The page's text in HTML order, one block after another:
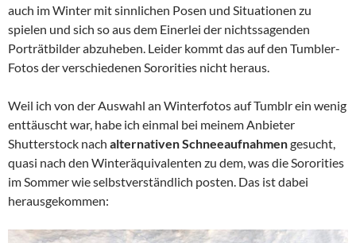
auch im Winter mit sinnlichen Posen und Situationen zu
spielen und sich so aus dem Einerlei der nichtssagenden
Porträtbilder abzuheben. Leider kommt das auf den Tumbler-
Fotos der verschiedenen Sororities nicht heraus.
Weil ich von der Auswahl an Winterfotos auf Tumblr ein wenig
enttäuscht war, habe ich einmal bei meinem Anbieter
Shutterstock nach alternativen Schneeaufnahmengesucht,
quasi nach den Winteräquivalenten zu dem, was die Sororities
im Sommer wie selbstverständlich posten. Das ist dabei
herausgekommen: